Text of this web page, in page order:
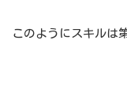
このようにスキルは